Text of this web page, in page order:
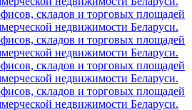
складов и торговых площадей
недвижимости Беларуси.
складов и торговых площадей
недвижимости Беларуси.
складов и торговых площадей
недвижимости Беларуси.
складов и торговых площадей
недвижимости Беларуси.